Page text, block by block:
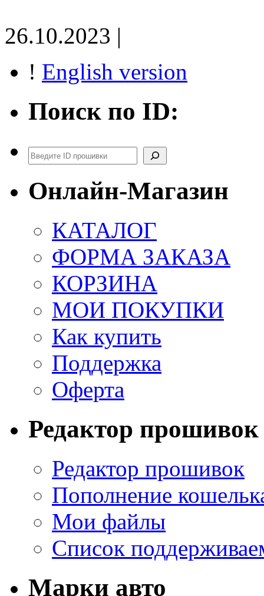
26.10.2023 |
! English version
Поиск по ID:
Поиск
Онлайн-Магазин
КАТАЛОГ
ФОРМА ЗАКАЗА
КОРЗИНА
МОИ ПОКУПКИ
Как купить
Поддержка
Оферта
Редактор прошивок
Редактор прошивок
Пополнение
Мои файлы
Список
Марки авто